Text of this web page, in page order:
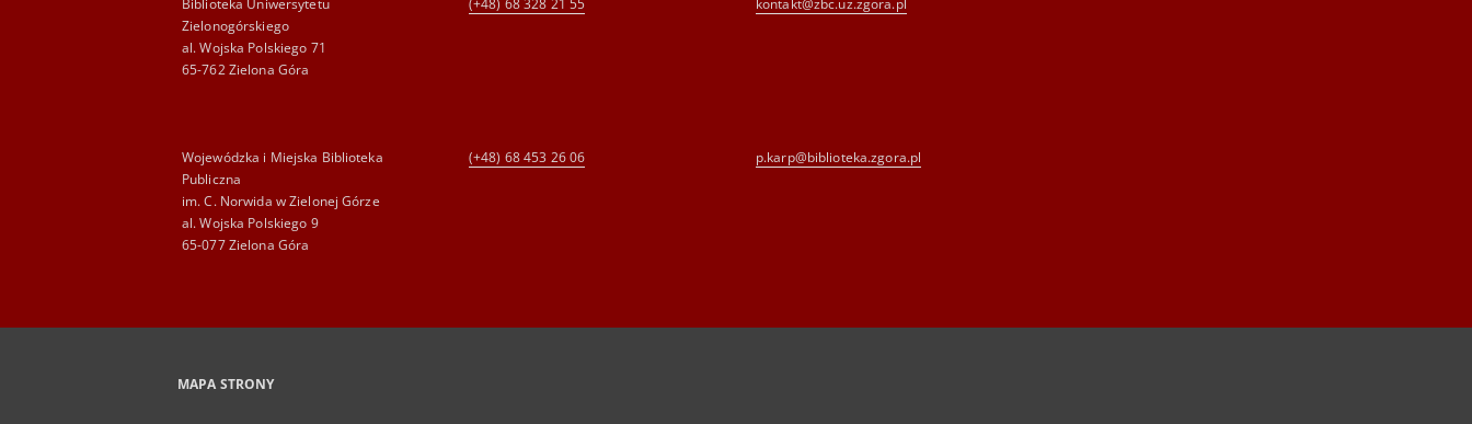
Biblioteka Uniwersytetu
Zielonogórskiego
al. Wojska Polskiego 71
65-762 Zielona Góra
(+48) 68 328 21 55 kontakt@zbc.uz.zgora.pl
Wojewódzka i Miejska Biblioteka
Publiczna
im. C. Norwida w Zielonej Górze
al. Wojska Polskiego 9
65-077 Zielona Góra
(+48) 68 453 26 06 p.karp@biblioteka.zgora.pl
MAPA STRONY